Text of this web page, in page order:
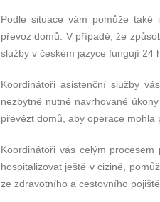
Podle situace vám pomůže
převoz domů. V případě, že
služby v českém jazyce fungují 24
Koordinátoři asistenční služby
nezbytně nutné navrhované
převézt domů, aby operace mohla
Koordinátoři vás celým
hospitalizovat ještě v cizině,
ze zdravotního a cestovního